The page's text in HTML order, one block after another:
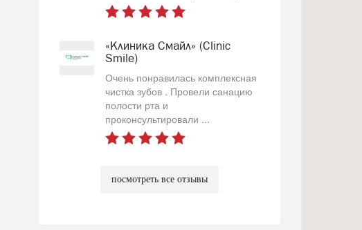
«Клиника Смайл» (Clinic
Smile)
Очень понравилась комплексная
чистка зубов . Провели санацию
полости рта и
проконсультировали ...
посмотреть все отзывы